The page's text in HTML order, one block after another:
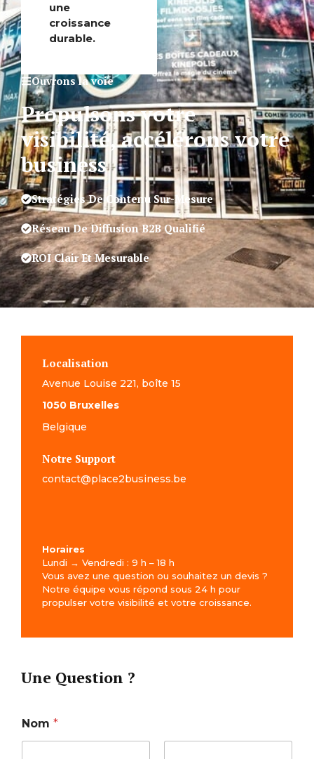
Ouvrons la voie
Propulsons votre
visibilité, accélérons votre
business
Stratégies De Contenu Sur-Mesure
Réseau De Diffusion B2B Qualifié
ROI Clair Et Mesurable
une
croissance
durable.
Localisation
Avenue Louise 221, boîte 15
1050 Bruxelles
Belgique
Notre Support
contact@place2business.be
Horaires
Lundi → Vendredi : 9 h – 18 h
Vous avez une question ou souhaitez un devis ?
Notre équipe vous répond sous 24 h pour
propulser votre visibilité et votre croissance.
Une Question ?
u
*
Nom *